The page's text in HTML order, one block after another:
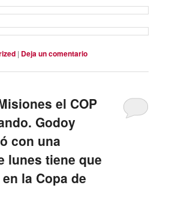
| Deja un comentario
el COP
Godoy
con una
lunes tiene que
la Copa de